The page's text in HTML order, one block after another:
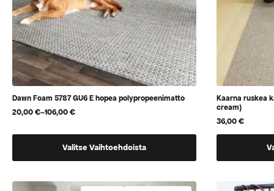
Dawn Foam 5787 GU6 E hopea polypropeenimatto
20,00€–106,00€
Hintaluokka:
-
Valitse Vaihtoehdoista
tuotteella
Kaarna ruskea
cream)
36,00€
tuotteella